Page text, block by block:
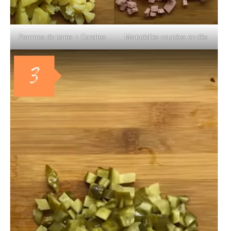
Pommes de terres + Carottes Mortadelles coupées en dés